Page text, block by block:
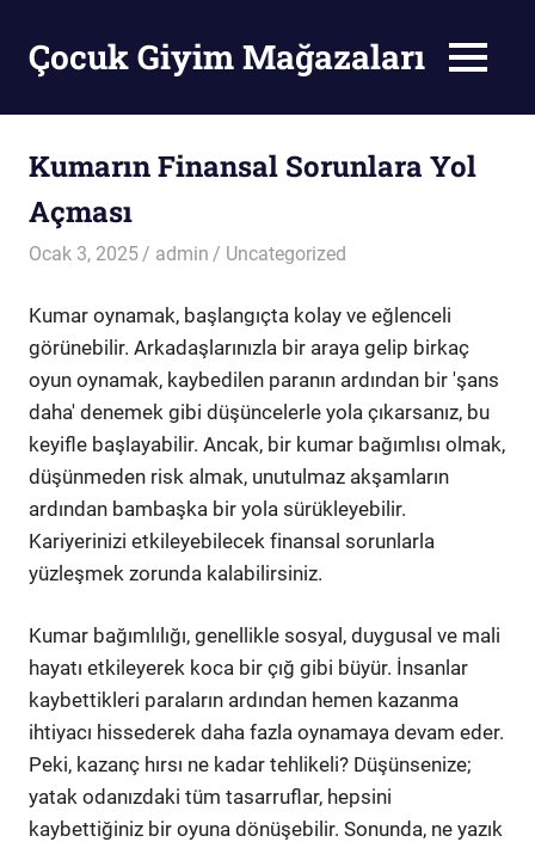
contentÇocuk Giyim Mağazaları MENU
Kumarın Finansal Sorunlara Yol
Açması
Ocak 3, 2025 admin Uncategorized
Kumar oynamak, başlangıçta kolay ve eğlenceli
görünebilir. Arkadaşlarınızla bir araya gelip birkaç
oyun oynamak, kaybedilen paranın ardından bir 'şans
daha' denemek gibi düşüncelerle yola çıkarsanız, bu
keyifle başlayabilir. Ancak, bir kumar bağımlısı olmak,
düşünmeden risk almak, unutulmaz akşamların
ardından bambaşka bir yola sürükleyebilir.
Kariyerinizi etkileyebilecek finansal sorunlarla
yüzleşmek zorunda kalabilirsiniz.
Kumar bağımlılığı, genellikle sosyal, duygusal ve mali
hayatı etkileyerek koca bir çığ gibi büyür. İnsanlar
kaybettikleri paraların ardından hemen kazanma
ihtiyacı hissederek daha fazla oynamaya devam eder.
Peki, kazanç hırsı ne kadar tehlikeli? Düşünsenize;
yatak odanızdaki tüm tasarruflar, hepsini
kaybettiğiniz bir oyuna dönüşebilir. Sonunda, ne yazık